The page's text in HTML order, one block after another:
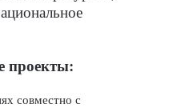
проекты:
совместно с